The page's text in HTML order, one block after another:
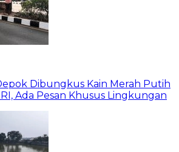
Dibungkus Kain Merah Putih
Ada Pesan Khusus Lingkungan